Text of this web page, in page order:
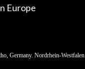
Europe
Germany. Nordrhein-Westfalen